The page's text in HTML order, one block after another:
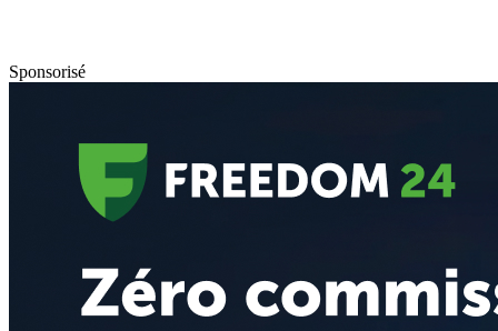
Sponsorisé